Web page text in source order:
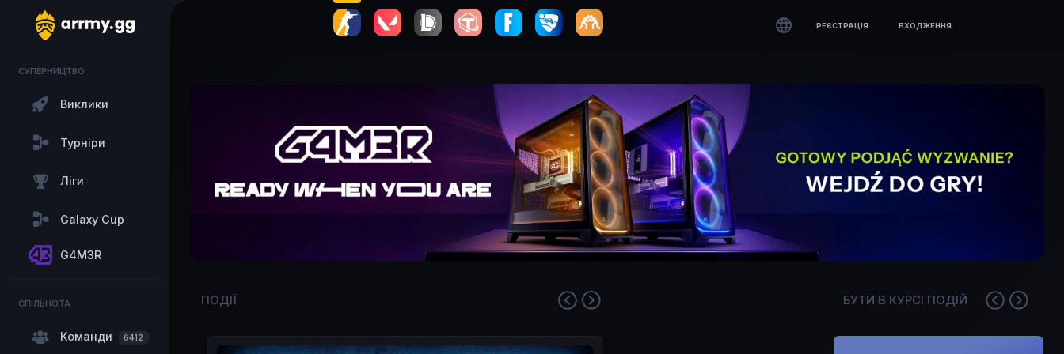
 РЕЄСТРАЦІЯ ВХОДЖЕННЯ
СУПЕРНИЦТВО
Виклики
Турніри
Ліги
Galaxy Cup
G4M3R
СПІЛЬНОТА
Команди 6412
ПОДІЇ БУТИ В КУРСІ ПОДІЙ